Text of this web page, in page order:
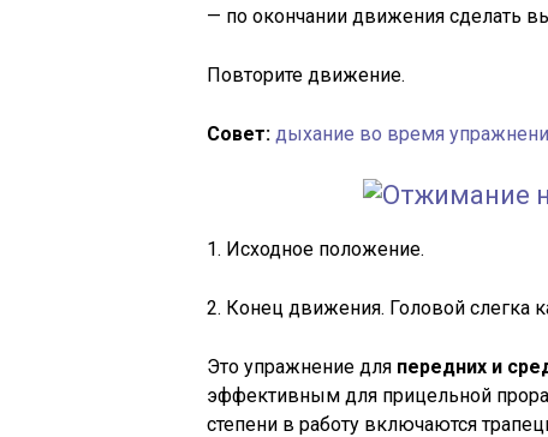
— по окончании движения сделать
Повторите движение.
Совет: дыхание во время
1. Исходное положение.
2. Конец движения. Головой слегка
Это упражнение для передних и
эффективным для прицельной
степени в работу включаются